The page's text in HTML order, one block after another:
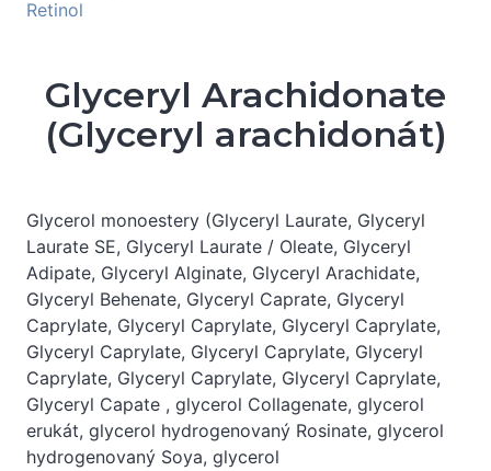
Retinol
Glyceryl Arachidonate
(Glyceryl arachidonát)
Glycerol monoestery (Glyceryl Laurate, Glyceryl
Laurate SE, Glyceryl Laurate / Oleate, Glyceryl
Adipate, Glyceryl Alginate, Glyceryl Arachidate,
Glyceryl Behenate, Glyceryl Caprate, Glyceryl
Caprylate, Glyceryl Caprylate, Glyceryl Caprylate,
Glyceryl Caprylate, Glyceryl Caprylate, Glyceryl
Caprylate, Glyceryl Caprylate, Glyceryl Caprylate,
Glyceryl Capate , glycerol Collagenate, glycerol
erukát, glycerol hydrogenovaný Rosinate, glycerol
hydrogenovaný Soya, glycerol